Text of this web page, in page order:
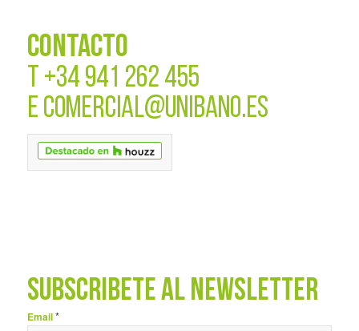
CONTACTO
T +34 941 262 455
E COMERCIAL@UNIBANO.ES
SUBSCRÍBETE AL NEWSLETTER
Email*